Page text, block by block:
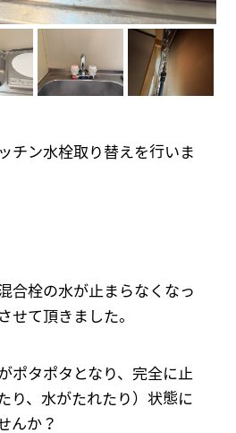
チン水栓取り替えを行いま
合栓の水が止まらなくなっ
せて頂きました。
ポタポタとなり、完全に止
り、水がたれたり）状態に
んか？